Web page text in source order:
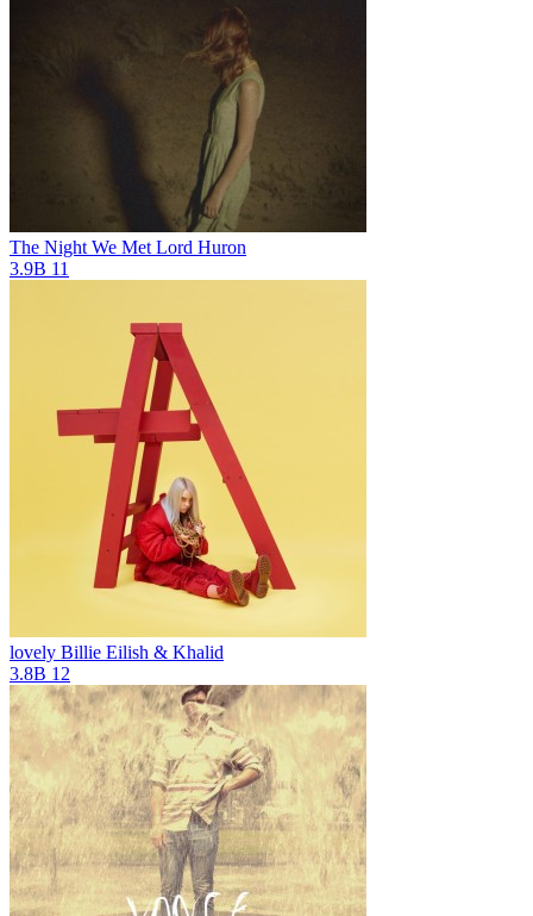
The Night We Met Lord Huron
3.9B 11
lovely Billie Eilish & Khalid
3.8B 12